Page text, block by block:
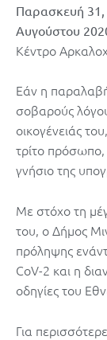
Παρασκευή 31,
Αυγούστου
Κέντρο
Εάν η
σοβαρούς
οικογένειάς
τρίτο πρόσωπο,
γνήσιο της
Με στόχο τη
του, ο Δήμος
πρόληψης
CoV-2 και η
οδηγίες του
Για